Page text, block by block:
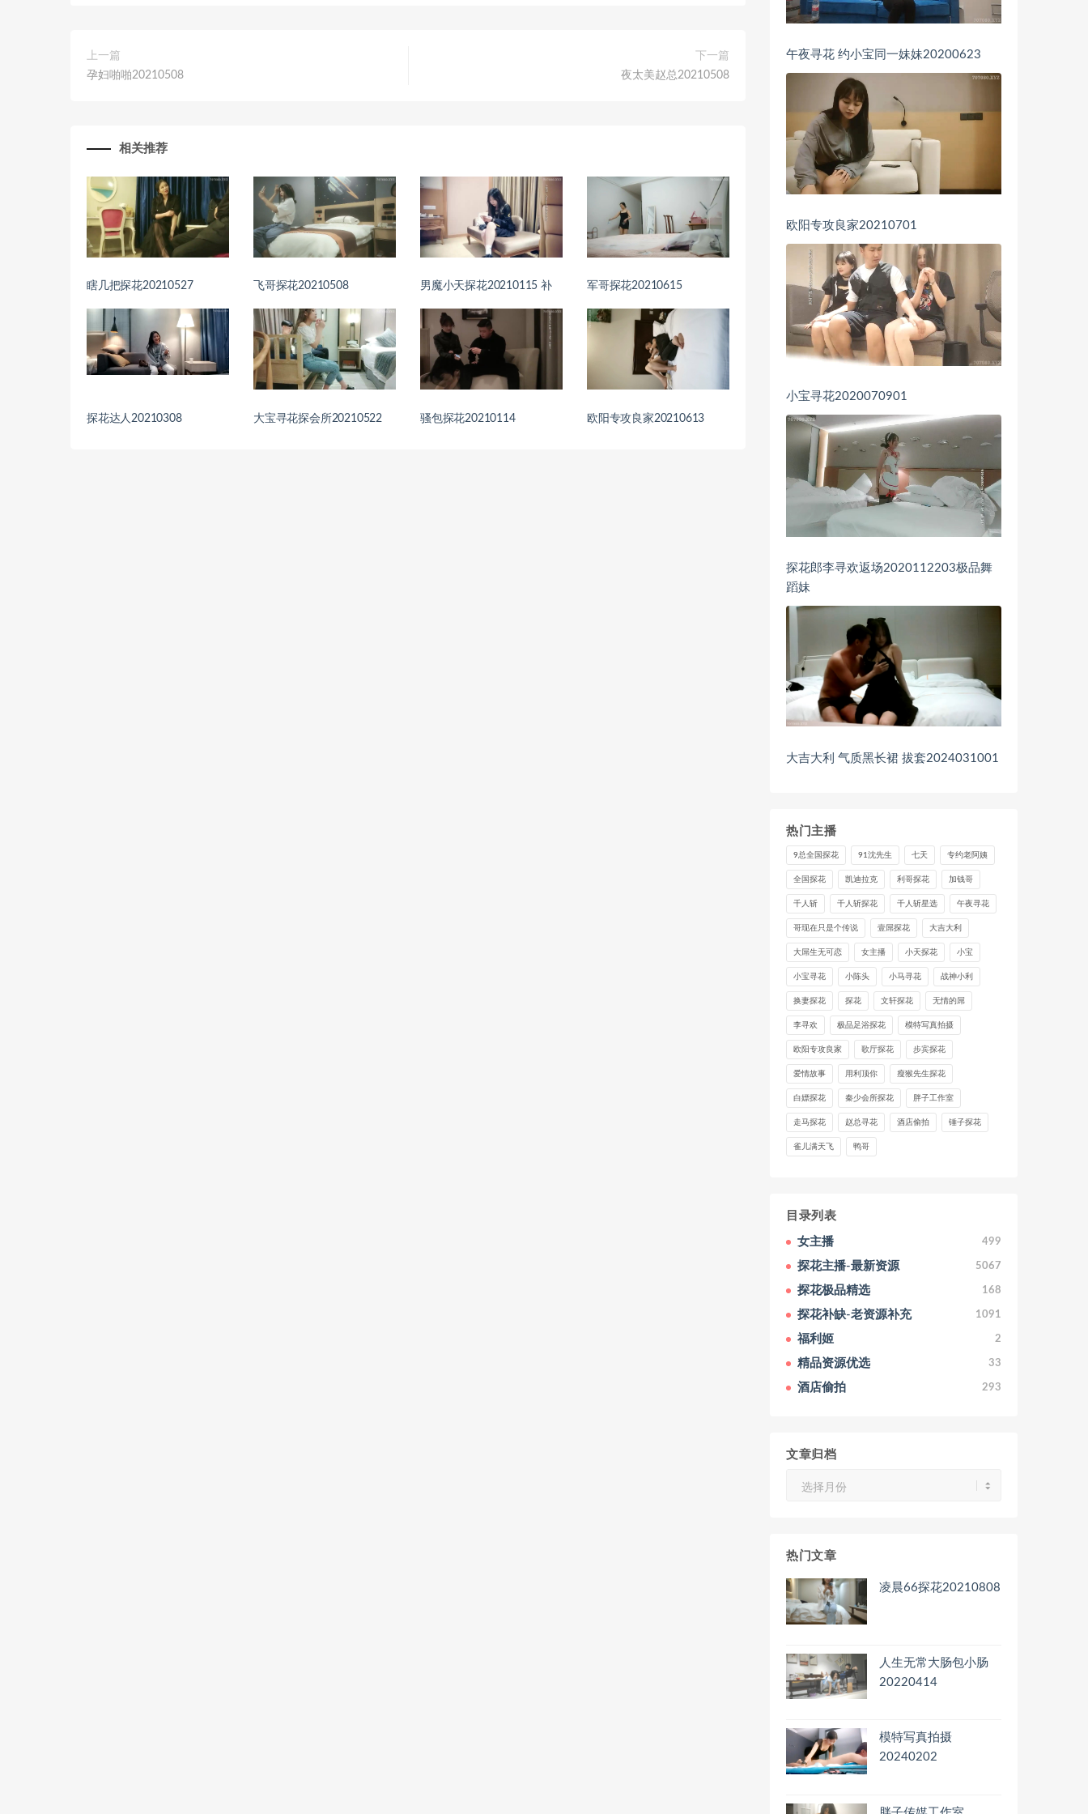
上一篇
孕妇啪啪20210508
下一篇
夜太美赵总20210508
相关推荐
瞎几把探花20210527 飞哥探花20210508 男魔小天探花20210115 补 军哥探花20210615
探花达人20210308 大宝寻花探会所20210522 骚包探花20210114 欧阳专攻良家20210613
午夜寻花 约小宝同一妹妹20200623
欧阳专攻良家20210701
小宝寻花2020070901
探花郎李寻欢返场2020112203极品舞
蹈妹
大吉大利 气质黑长裙 拔套2024031001
热门主播
9总全国探花 91沈先生 七天 专约老阿姨
全国探花 凯迪拉克 利哥探花 加钱哥
千人斩 千人斩探花 千人斩星选 午夜寻花
哥现在只是个传说 壹屌探花 大吉大利
大屌生无可恋 女主播 小天探花 小宝
小宝寻花 小陈头 小马寻花 战神小利
换妻探花 探花 文轩探花 无情的屌
李寻欢 极品足浴探花 模特写真拍摄
欧阳专攻良家 歌厅探花 步宾探花
爱情故事 用利顶你 瘦猴先生探花
白嫖探花 秦少会所探花 胖子工作室
走马探花 赵总寻花 酒店偷拍 锤子探花
雀儿满天飞 鸭哥
目录列表
女主播 499
探花主播-最新资源 5067
探花极品精选 168
探花补缺-老资源补充 1091
福利姬 2
精品资源优选 33
酒店偷拍 293
文章归档
热门文章
凌晨66探花20210808
人生无常大肠包小肠
20220414
模特写真拍摄
20240202